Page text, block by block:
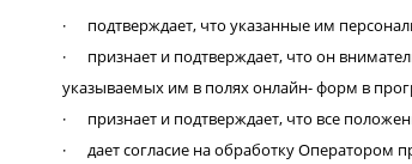
· подтверждает, что указанные им
· признает и подтверждает, что он
указываемых им в полях онлайн- форм в
· признает и подтверждает, что все
· дает согласие на обработку Оператором